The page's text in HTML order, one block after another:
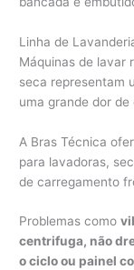
Linha de
Máquinas de lavar
seca representam
uma grande dor
A Bras Técnica
para lavadoras,
de carregamento
Problemas como
centrifuga, não
o ciclo ou painel